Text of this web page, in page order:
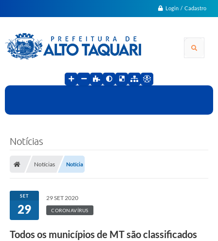
Login / Cadastro
Notícias
Notícias Notícia
SET
29
29 SET 2020
CORONAVÍRUS
Todos os municípios de MT são classificados